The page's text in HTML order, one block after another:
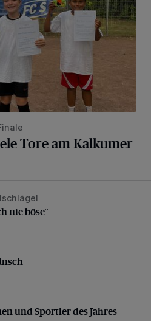
Tore am Kalkumer
böse“
nie böse“
und Sportler des Jahres
und Sportler des Jahres